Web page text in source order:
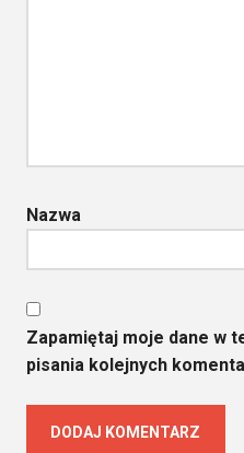
Nazwa
Zapamiętaj moje dane w
pisania kolejnych